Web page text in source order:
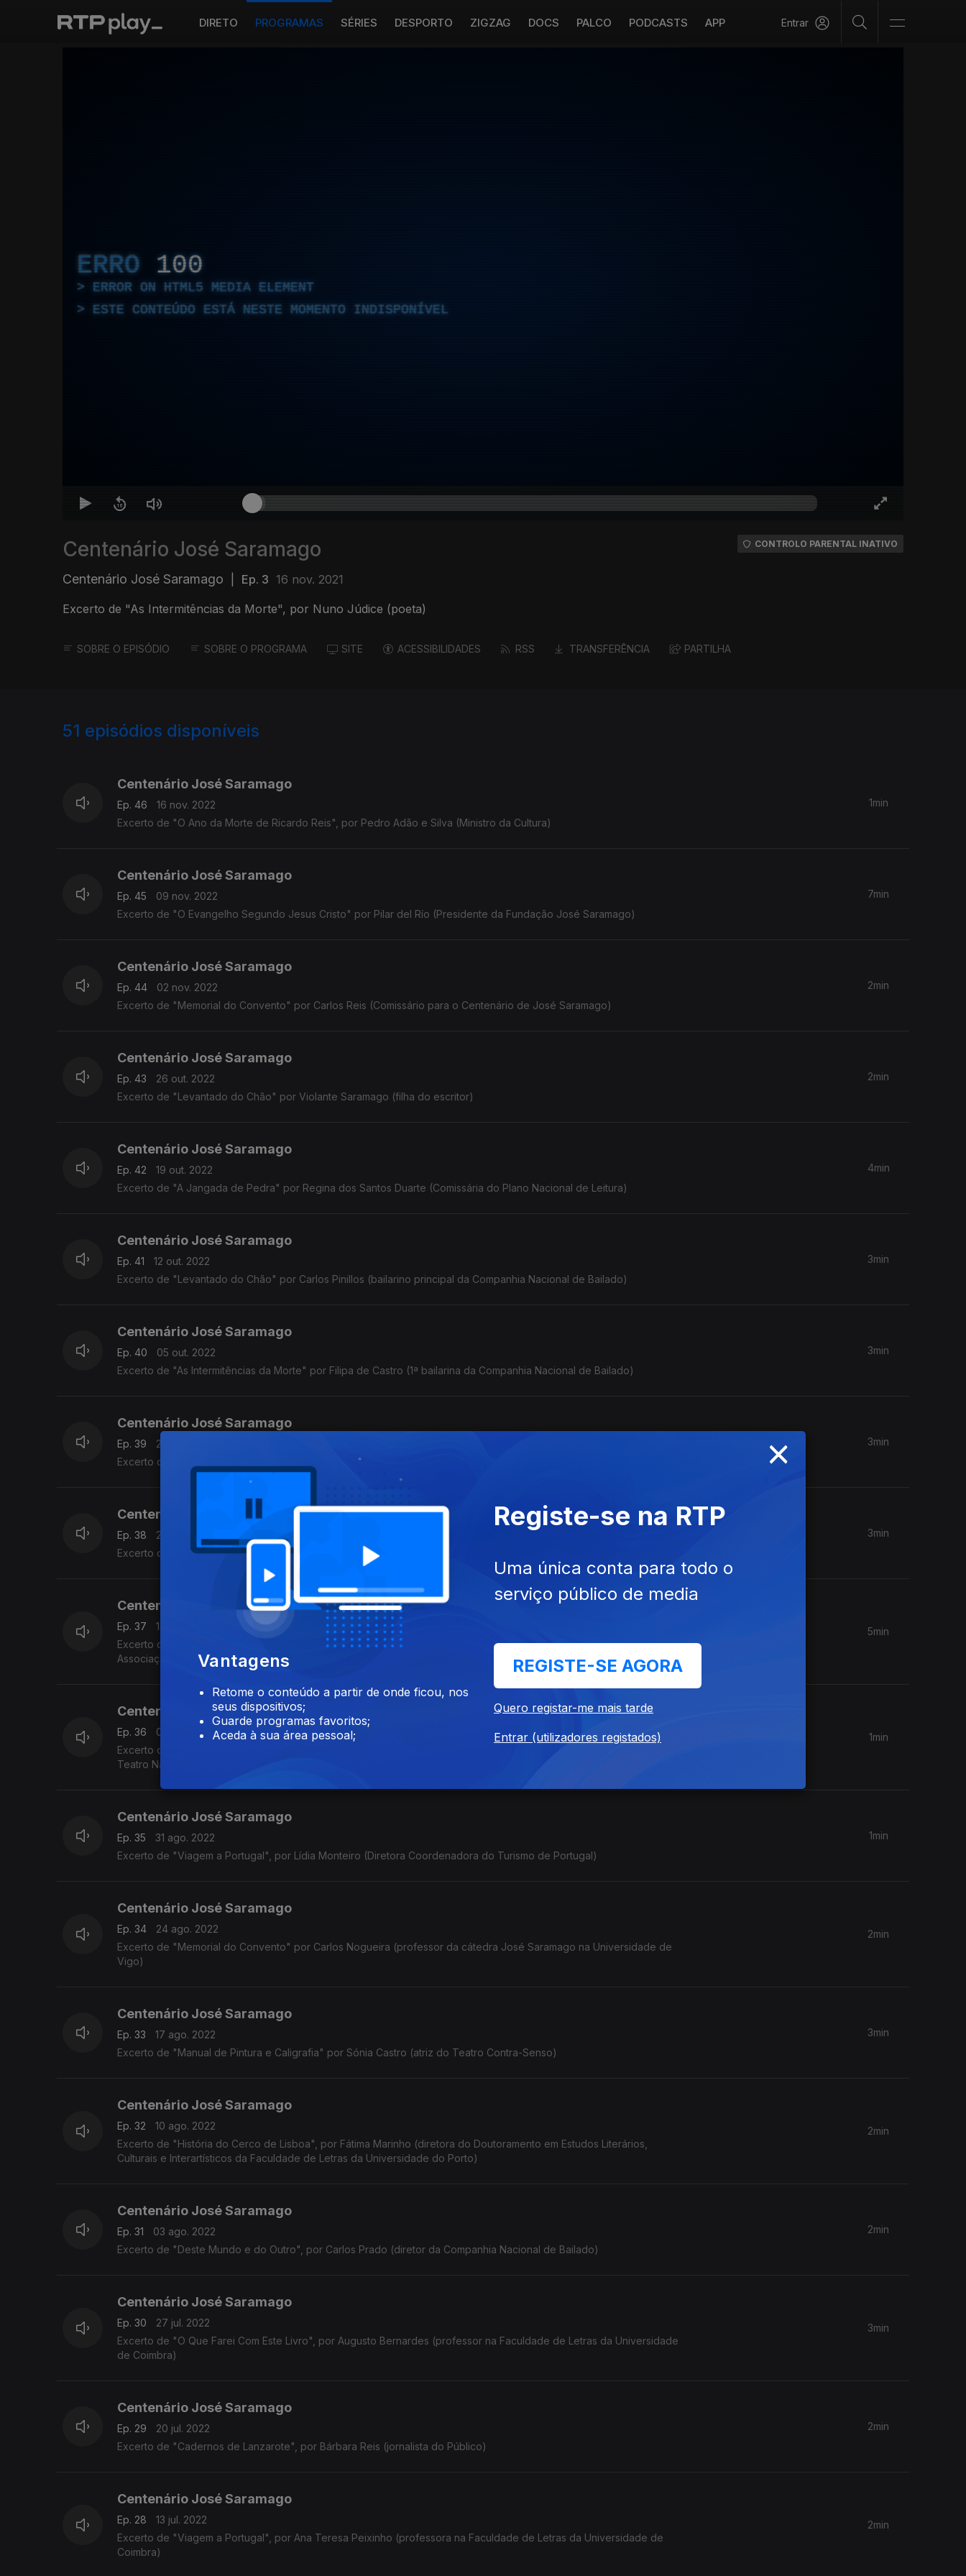
DIRETO PROGRAMAS SÉRIES DESPORTO ZIGZAG DOCS PALCO PODCASTS APP Entrar
ERRO 100
ERROR ON HTML5 MEDIA ELEMENT
ESTE CONTEÚDO ESTÁ NESTE MOMENTO INDISPONÍVEL
Centenário José Saramago
Centenário José Saramago Ep. 3 16 nov. 2021
Excerto de "As Intermitências da Morte", por Nuno Júdice (poeta)
CONTROLO PARENTAL INATIVO
SOBRE O EPISÓDIO SOBRE O PROGRAMA SITE ACESSIBILIDADES RSS TRANSFERÊNCIA PARTILHA
51 episódios disponíveis
Centenário José Saramago
Ep. 46
16 nov. 2022
Excerto de "O Ano da Morte de Ricardo Reis", por Pedro Adão e Silva (Ministro da Cultura)
1min
Centenário José Saramago
Ep. 45
09 nov. 2022
Excerto de "O Evangelho Segundo Jesus Cristo" por Pilar del Río (Presidente da Fundação José Saramago)
7min
Centenário José Saramago
Ep. 44
02 nov. 2022
Excerto de "Memorial do Convento" por Carlos Reis (Comissário para o Centenário de José Saramago)
2min
Centenário José Saramago
Ep. 43
26 out. 2022
Excerto de "Levantado do Chão" por Violante Saramago (filha do escritor)
2min
Centenário José Saramago
Ep. 42
19 out. 2022
Excerto de "A Jangada de Pedra" por Regina dos Santos Duarte (Comissária do Plano Nacional de Leitura)
4min
Centenário José Saramago
Ep. 41
12 out. 2022
Excerto de "Levantado do Chão" por Carlos Pinillos (bailarino principal da Companhia Nacional de Bailado)
3min
Centenário José Saramago
Ep. 40
05 out. 2022
Excerto de "As Intermitências da Morte" por Filipa de Castro (1ª bailarina da Companhia Nacional de Bailado)
3min
Centenário José Saramago
Ep. 39
28 set. 2022
Excerto do discurso pronunciado no Banquete Nobel, por José Luís Peixoto (escritor)
3min
Centenário José Saramago
Ep. 38
21 set. 2022
Excerto de "O Ano da Morte de Ricardo Reis", por Isabel Lucas (jornalista) Parte 2
3min
Centenário José Saramago
Ep. 37
14 set. 2022
Excerto de "Deste Mundo e do Outro", por José Rui Martins (encenador,ator do Trigo Limpo - Teatro ACERT
Associação Cultural e Recreativa de Tondela)
5min
Centenário José Saramago
Ep. 36
07 set. 2022
Excerto de "O Ano da Morte de Ricardo Reis" por Pedro Sobrado (Presidente do Concelho de Administração do
Teatro Nacional de São João)
1min
Centenário José Saramago
Ep. 35
31 ago. 2022
Excerto de "Viagem a Portugal", por Lídia Monteiro (Diretora Coordenadora do Turismo de Portugal)
1min
Centenário José Saramago
Ep. 34
24 ago. 2022
Excerto de "Memorial do Convento" por Carlos Nogueira (professor da cátedra José Saramago na Universidade de
Vigo)
2min
Centenário José Saramago
Ep. 33
17 ago. 2022
Excerto de "Manual de Pintura e Caligrafia" por Sónia Castro (atriz do Teatro Contra-Senso)
3min
Centenário José Saramago
Ep. 32
10 ago. 2022
Excerto de "História do Cerco de Lisboa", por Fátima Marinho (diretora do Doutoramento em Estudos Literários,
Culturais e Interartísticos da Faculdade de Letras da Universidade do Porto)
2min
Centenário José Saramago
Ep. 31
03 ago. 2022
Excerto de "Deste Mundo e do Outro", por Carlos Prado (diretor da Companhia Nacional de Bailado)
2min
Centenário José Saramago
Ep. 30
27 jul. 2022
Excerto de "O Que Farei Com Este Livro", por Augusto Bernardes (professor na Faculdade de Letras da Universidade
de Coimbra)
3min
Centenário José Saramago
Ep. 29
20 jul. 2022
Excerto de "Cadernos de Lanzarote", por Bárbara Reis (jornalista do Público)
2min
Centenário José Saramago
Ep. 28
13 jul. 2022
Excerto de "Viagem a Portugal", por Ana Teresa Peixinho (professora na Faculdade de Letras da Universidade de
Coimbra)
2min
×
Vantagens
Retome o conteúdo a partir de onde ficou, nos
seus dispositivos;
Guarde programas favoritos;
Aceda à sua área pessoal;
Registe-se na RTP
Uma única conta para todo o
serviço público de media
REGISTE-SE AGORA
Quero registar-me mais tarde
Entrar (utilizadores registados)